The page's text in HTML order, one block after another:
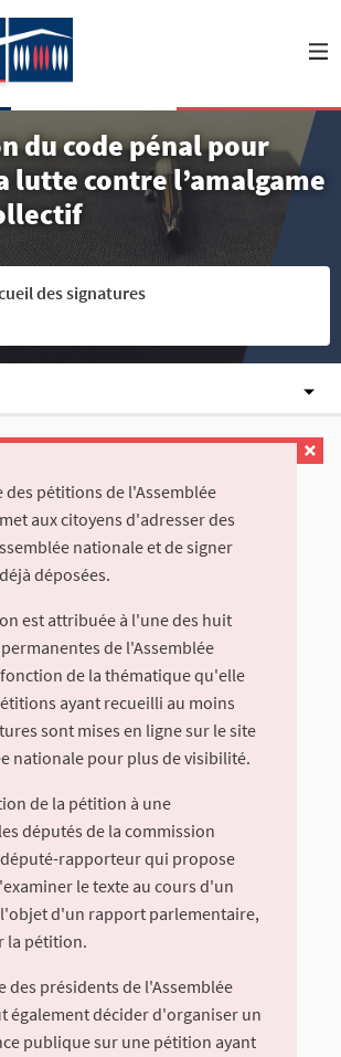
du code pénal pour
lutte contre l’amalgame
des signatures
des pétitions de l'Assemblée
aux citoyens d'adresser des
nationale et de signer
déposées.
est attribuée à l'une des huit
de l'Assemblée
de la thématique qu'elle
ayant recueilli au moins
sont mises en ligne sur le site
nationale pour plus de visibilité.
de la pétition à une
députés de la commission
rapporteur qui propose
le texte au cours d'un
d'un rapport parlementaire,
la pétition.
des présidents de l'Assemblée
également décider d'organiser un
publique sur une pétition ayant